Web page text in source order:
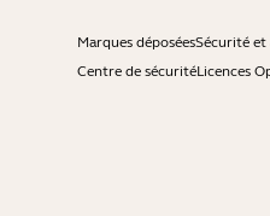
Marques déposéesSécurité et
Centre de sécuritéLicences